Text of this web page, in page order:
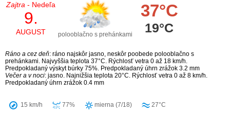
Zajtra - Nedeľa
9.
AUGUST polooblačno s prehánkami
37°C
19°C
Ráno a cez deň: ráno najskôr jasno, neskôr poobede polooblačno s
prehánkami. Najvyššia teplota 37°C. Rýchlosť vetra 0 až 18 km/h.
Predpokladaný výskyt búrky 75%. Predpokladaný úhrn zrážok 3.2 mm
Večer a v noci: jasno. Najnižšia teplota 20°C. Rýchlosť vetra 0 až 8 km/h.
Predpokladaný úhrn zrážok 0.4 mm
15 km/h 77% mierna (7/18) 27°C